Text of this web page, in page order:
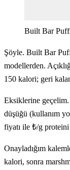
Built Bar
Şöyle. Built Bar
modellerden.
150 kalori; geri
Eksiklerine
düşüğü (kullanım
fiyatı ile ₺/g proteini
Onayladığım
kalori, sonra